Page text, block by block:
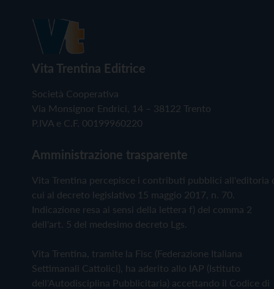
Vita Trentina Editrice
Società Cooperativa
Via Monsignor Endrici, 14 – 38122 Trento
P.IVA e C.F. 00199960220
Amministrazione trasparente
Vita Trentina percepisce i contributi pubblici all'editoria
cui al decreto legislativo 15 maggio 2017, n. 70.
Indicazione resa ai sensi della lettera f) del comma 2
dell'art. 5 del medesimo decreto Lgs.
Vita Trentina, tramite la Fisc (Federazione Italiana
Settimanali Cattolici), ha aderito allo IAP (Istituto
dell'Autodisciplina Pubblicitaria) accettando il Codice di